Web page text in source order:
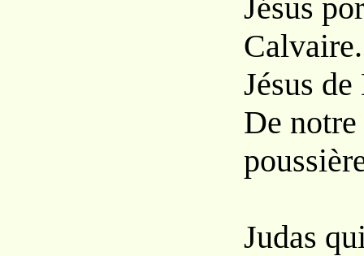
Jésus
Jésus
De
Judas